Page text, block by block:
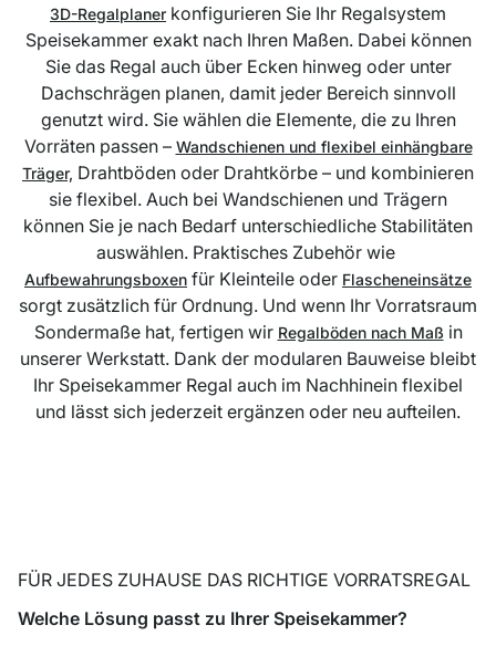
3D-Regalplaner konfigurieren Sie Ihr Regalsystem
Speisekammer exakt nach Ihren Maßen. Dabei können
Sie das Regal auch über Ecken hinweg oder unter
Dachschrägen planen, damit jeder Bereich sinnvoll
genutzt wird. Sie wählen die Elemente, die zu Ihren
Vorräten passen – Wandschienen und flexibel einhängbare
Träger, Drahtböden oder Drahtkörbe – und kombinieren
sie flexibel. Auch bei Wandschienen und Trägern
können Sie je nach Bedarf unterschiedliche Stabilitäten
auswählen. Praktisches Zubehör wie
Aufbewahrungsboxen für Kleinteile oder Flascheneinsätze
sorgt zusätzlich für Ordnung. Und wenn Ihr Vorratsraum
Sondermaße hat, fertigen wir Regalböden nach Maß in
unserer Werkstatt. Dank der modularen Bauweise bleibt
Ihr Speisekammer Regal auch im Nachhinein flexibel
und lässt sich jederzeit ergänzen oder neu aufteilen.
FÜR JEDES ZUHAUSE DAS RICHTIGE VORRATSREGAL
Welche Lösung passt zu Ihrer Speisekammer?